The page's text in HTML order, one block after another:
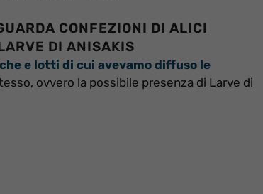
CONFEZIONI DI ALICI
DI ANISAKIS
e lotti di cui avevamo diffuso le
ovvero la possibile presenza di Larve di